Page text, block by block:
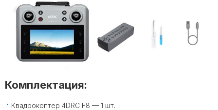
Комплектация:
Квадрокоптер 4DRC F8 — 1 шт.